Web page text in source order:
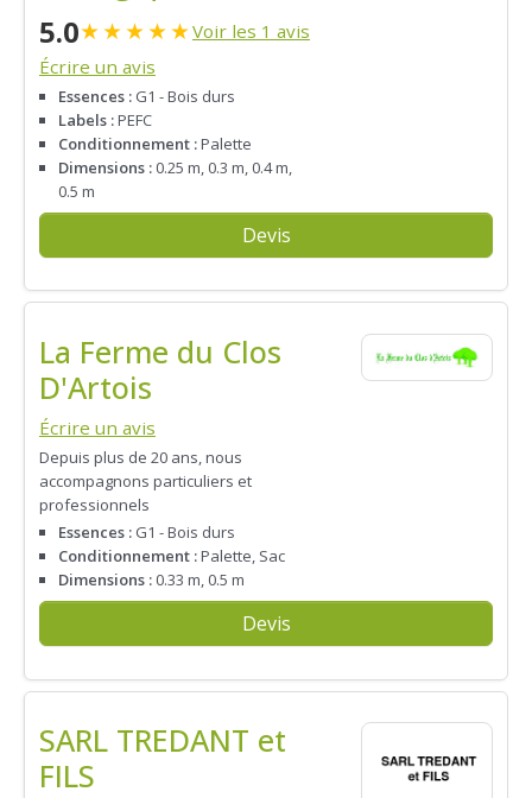
5.0★★★★★Voir les 1 avis
Écrire un avis
Essences : G1 - Bois durs
Labels :PEFC
Conditionnement :Palette
Dimensions : 0.25 m, 0.3 m, 0.4 m,
0.5 m
Devis
La Ferme du Clos
D'Artois
Écrire un avis
Depuis plus de 20 ans, nous
accompagnons particuliers et
professionnels
Essences : G1 - Bois durs
Conditionnement :Palette, Sac
Dimensions : 0.33 m, 0.5 m
Devis
SARL TREDANT et
FILS